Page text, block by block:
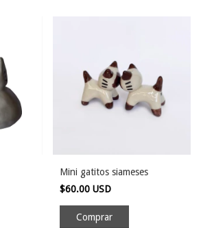
Mini gatitos siameses
$60.00 USD